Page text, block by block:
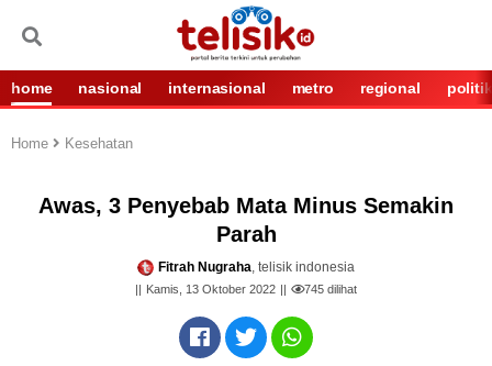
home nasional internasional metro regional politik
Home Kesehatan
Awas, 3 Penyebab Mata Minus Semakin
Parah
Fitrah Nugraha, telisik indonesia
Kamis, 13 Oktober 2022 745 dilihat